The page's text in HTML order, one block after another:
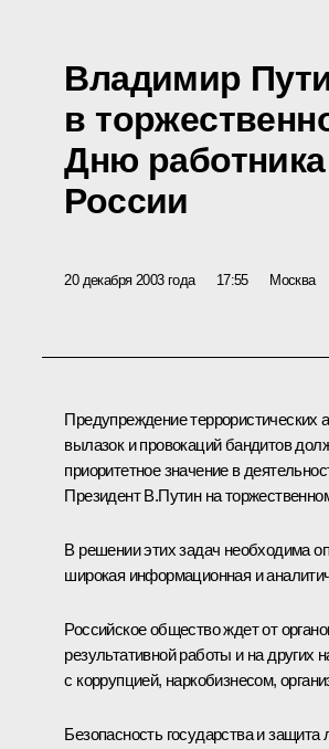
Владимир
в
Дню
России
20 декабря 2003 года 17:55 Москва
Предупреждение террористических
вылазок и провокаций бандитов
приоритетное значение в
Президент В.Путин на
В решении этих задач необходима
широкая информационная и
Российское общество ждет от
результативной работы и на других
с коррупцией, наркобизнесом,
Безопасность государства и